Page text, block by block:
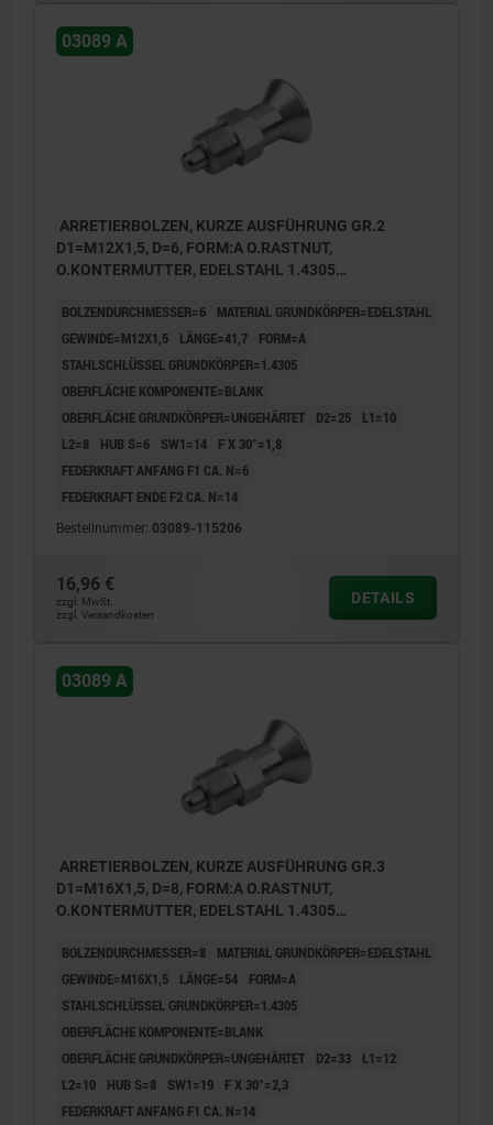
03089 A
ARRETIERBOLZEN, KURZE AUSFÜHRUNG GR.2
D1=M12X1,5, D=6, FORM:A O.RASTNUT,
O.KONTERMUTTER, EDELSTAHL 1.4305
BOLZENDURCHMESSER=6
MATERIAL GRUNDKÖRPER=EDELSTAHL
GEWINDE=M12X1,5
LÄNGE=41,7
FORM=A
STAHLSCHLÜSSEL GRUNDKÖRPER=1.4305
OBERFLÄCHE KOMPONENTE=BLANK
OBERFLÄCHE GRUNDKÖRPER=UNGEHÄRTET
D2=25
L1=10
L2=8
HUB S=6 SW1=14
F X 30°=1,8
FEDERKRAFT ANFANG F1 CA. N=6
FEDERKRAFT ENDE F2 CA. N=14
Bestellnummer: 03089-115206
16,96 €
zzgl. MwSt.
zzgl. Versandkosten
DETAILS
03089 A
ARRETIERBOLZEN, KURZE AUSFÜHRUNG GR.3
D1=M16X1,5, D=8, FORM:A O.RASTNUT,
O.KONTERMUTTER, EDELSTAHL 1.4305
BOLZENDURCHMESSER=8
MATERIAL GRUNDKÖRPER=EDELSTAHL
GEWINDE=M16X1,5
LÄNGE=54
FORM=A
STAHLSCHLÜSSEL GRUNDKÖRPER=1.4305
OBERFLÄCHE KOMPONENTE=BLANK
OBERFLÄCHE GRUNDKÖRPER=UNGEHÄRTET
D2=33
L1=12
L2=10
HUB S=8 SW1=19
F X 30°=2,3
FEDERKRAFT ANFANG F1 CA. N=14